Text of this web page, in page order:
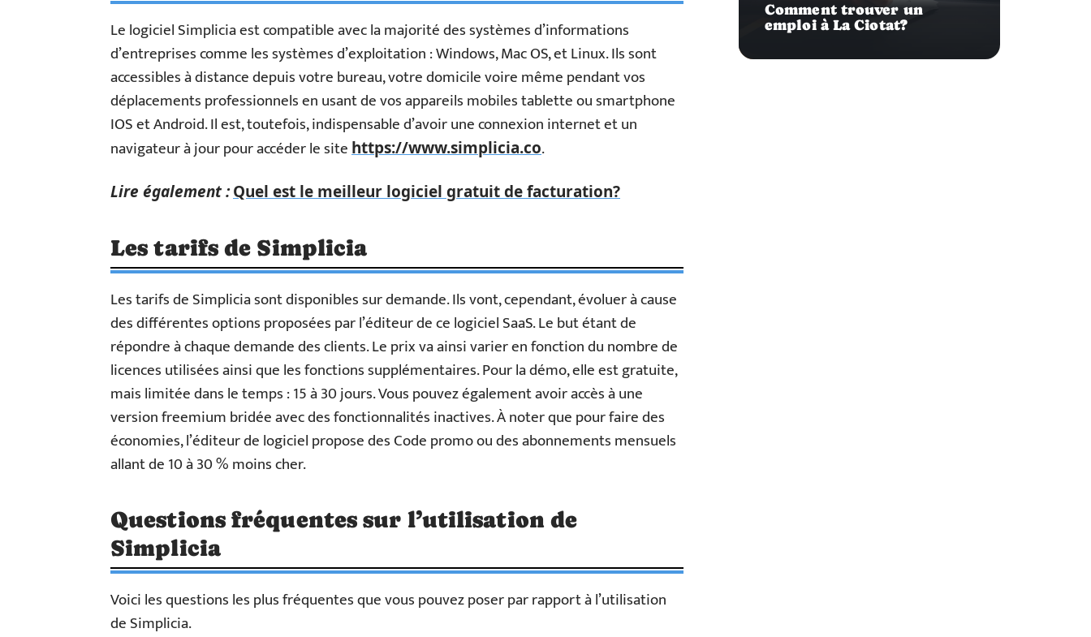
Le logiciel Simplicia est compatible avec la majorité des systèmes d’informations
d’entreprises comme les systèmes d’exploitation : Windows, Mac OS, et Linux. Ils sont
accessibles à distance depuis votre bureau, votre domicile voire même pendant vos
déplacements professionnels en usant de vos appareils mobiles tablette ou smartphone
IOS et Android. Il est, toutefois, indispensable d’avoir une connexion internet et un
navigateur à jour pour accéder le site https://www.simplicia.co.
Lire également :Quel est le meilleur logiciel gratuit de facturation?
Les tarifs de Simplicia
Les tarifs de Simplicia sont disponibles sur demande. Ils vont, cependant, évoluer à cause
des différentes options proposées par l’éditeur de ce logiciel SaaS. Le but étant de
répondre à chaque demande des clients. Le prix va ainsi varier en fonction du nombre de
licences utilisées ainsi que les fonctions supplémentaires. Pour la démo, elle est gratuite,
mais limitée dans le temps : 15 à 30 jours. Vous pouvez également avoir accès à une
version freemium bridée avec des fonctionnalités inactives. À noter que pour faire des
économies, l’éditeur de logiciel propose des Code promo ou des abonnements mensuels
allant de 10 à 30 % moins cher.
Questions fréquentes sur l’utilisation de
Simplicia
Voici les questions les plus fréquentes que vous pouvez poser par rapport à l’utilisation
de Simplicia.
Comment trouver un
emploi à La Ciotat?